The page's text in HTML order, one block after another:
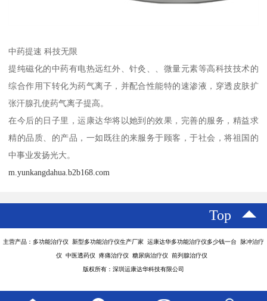
中药提速 科技无限
提纯磁化的中药有电热远红外、针灸、、微量元素等高科技技术的
综合作用下转化为药气离子，并配合性能特的速渗液，穿透皮肤扩
张汗腺孔使药气离子提高。
在今后的日子里，运康达华将以她到的效果，完善的服务，精益求
精的品质、的产品，一如既往的来服务于顾客，于社会，将祖国的
中事业发扬光大。
m.yunkangdahua.b2b168.com
Top
主营产品：多功能治疗仪 新型多功能治疗仪生产厂家 运康达华多功能治疗仪多少钱一台 脉冲治疗
仪 中医透药仪 疼痛治疗仪 糖尿病治疗仪 前列腺治疗仪
版权所有：深圳运康达华科技有限公司